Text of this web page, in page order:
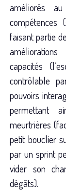
améliorés
faisant partie
capacités
contrôlable
pouvoirs
permettant
meurtrières
petit bouclier
par un sprint
vider son
dégâts).